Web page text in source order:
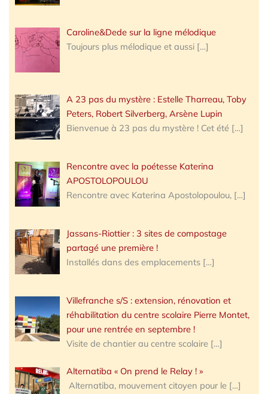
Caroline&Dede sur la ligne mélodique
Toujours plus mélodique et aussi […]
A 23 pas du mystère : Estelle Tharreau, Toby
Peters, Robert Silverberg, Arsène Lupin
Bienvenue à 23 pas du mystère ! Cet été […]
Rencontre avec la poétesse Katerina
APOSTOLOPOULOU
Rencontre avec Katerina Apostolopoulou, […]
Jassans-Riottier : 3 sites de compostage
partagé une première !
Installés dans des emplacements […]
Villefranche s/S : extension, rénovation et
réhabilitation du centre scolaire Pierre Montet,
pour une rentrée en septembre !
Visite de chantier au centre scolaire […]
Alternatiba « On prend le Relay ! »
Alternatiba, mouvement citoyen pour le […]